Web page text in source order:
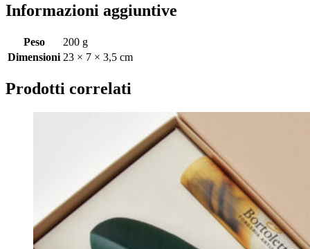
Informazioni aggiuntive
Peso
200 g
Dimensioni 23 × 7 × 3,5 cm
Prodotti correlati